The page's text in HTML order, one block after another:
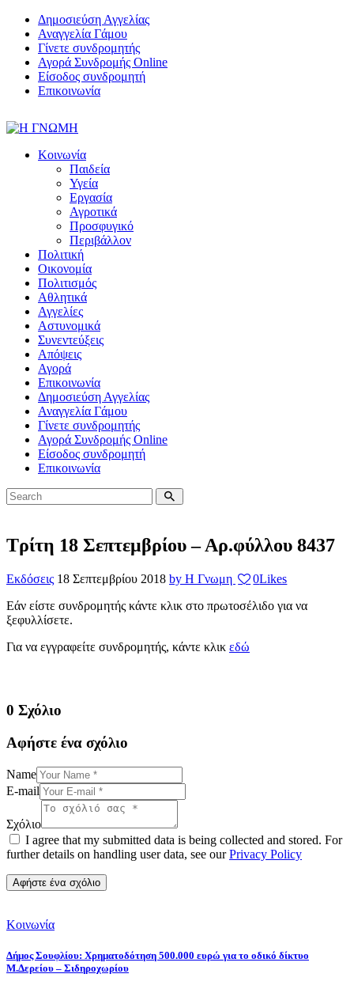
Δημοσιεύση Αγγελίας
Αναγγελία Γάμου
Γίνετε συνδρομητής
Αγορά Συνδρομής Online
Είσοδος συνδρομητή
Επικοινωνία
Κοινωνία
Παιδεία
Υγεία
Εργασία
Αγροτικά
Προσφυγικό
Περιβάλλον
Πολιτική
Οικονομία
Πολιτισμός
Αθλητικά
Αγγελίες
Αστυνομικά
Συνεντεύξεις
Απόψεις
Αγορά
Επικοινωνία
Δημοσιεύση Αγγελίας
Αναγγελία Γάμου
Γίνετε συνδρομητής
Αγορά Συνδρομής Online
Είσοδος συνδρομητή
Επικοινωνία
Τρίτη 18 Σεπτεμβρίου – Αρ.φύλλου 8437
Εκδόσεις 18 Σεπτεμβρίου 2018 by Η Γνωμη 0Likes
Εάν είστε συνδρομητής κάντε κλικ στο πρωτοσέλιδο για να
ξεφυλλίσετε.
Για να εγγραφείτε συνδρομητής, κάντε κλικ εδώ
0 Σχόλιο
Αφήστε ένα σχόλιο
Name
E-mail
Σχόλιο
I agree that my submitted data is being collected and stored. For
further details on handling user data, see ourPrivacy Policy
Κοινωνία
Δήμος Σουφλίου: Χρηματοδότηση 500.000 ευρώ για το οδικό δίκτυο
Μ.Δερείου – Σιδηροχωρίου